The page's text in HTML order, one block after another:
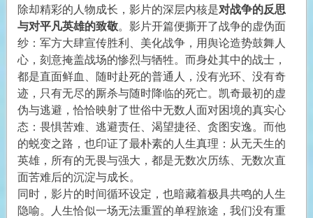
除却精彩的人物成长，影片的深层内核是对战争的反思
与对平凡英雄的致敬。影片开篇便撕开了战争的虚伪面
纱：军方大肆宣传胜利、美化战争，用舆论造势鼓舞人
心，刻意掩盖战场的惨烈与牺牲。而身处其中的战士，
都是直面鲜血、随时赴死的普通人，没有光环、没有奇
迹，只有无尽的厮杀与随时降临的死亡。凯奇最初的虚
伪与逃避，恰恰映射了世俗中无数人面对困境的真实心
态：畏惧苦难、逃避责任、渴望捷径、贪图安逸。而他
的蜕变之路，也印证了最朴素的人生真理：从无天生的
英雄，所有的无畏与强大，都是无数次历练、无数次直
面苦难后的沉淀与成长。
同时，影片的时间循环设定，也暗藏着极具共鸣的人生
隐喻。人生恰似一场无法重置的单程旅途，我们没有重